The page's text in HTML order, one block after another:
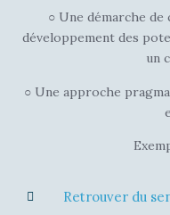
○ Une démarche de
développement des
un
○ Une approche
Retrouver du